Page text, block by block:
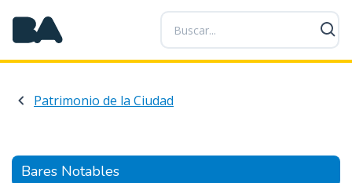
P
a
s
a
o
Patrimonio de la Ciudad
Bares Notables